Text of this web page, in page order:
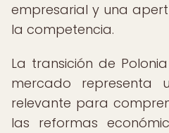
empresarial y una
la competencia.
La transición de
mercado representa
relevante para
las reformas